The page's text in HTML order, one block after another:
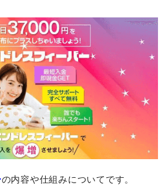
の内容や仕組みについてです。